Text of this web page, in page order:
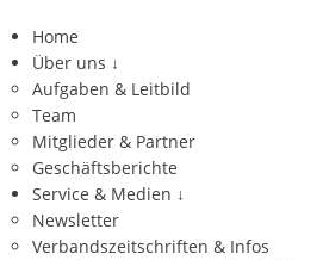
Home
Über uns ↓
Aufgaben & Leitbild
Team
Mitglieder & Partner
Geschäftsberichte
Service & Medien ↓
Newsletter
Verbandszeitschriften & Infos